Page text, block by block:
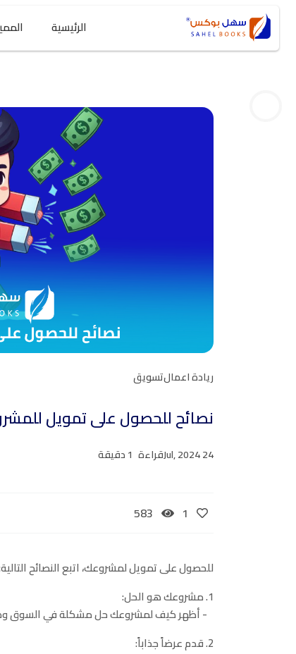
الرئيسية
ريادة اعمالتسويق
نصائح للحصول على تمويل
24 Jul, 2024 قراءة 1 دقيقة
للحصول على تمويل لمشروعك، اتبع النصائح
1. مشروعك هو الحل:
- أظهر كيف لمشروعك حل مشكلة في السوق
2. قدم عرضاً جذاباً:
1
583